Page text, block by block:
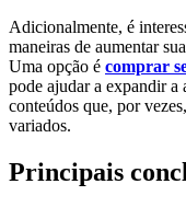
Adicionalmente, é
maneiras de aumentar⁤
Uma opção ⁢é comprar
pode ajudar a expandir a
conteúdos ‌que, por
variados.
Principais